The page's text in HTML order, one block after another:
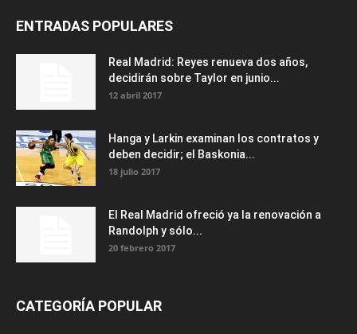
ENTRADAS POPULARES
Real Madrid: Reyes renueva dos años,
decidirán sobre Taylor en junio...
12 abril 2017
Hanga y Larkin examinan los contratos y
deben decidir; el Baskonia...
18 julio 2017
El Real Madrid ofreció ya la renovación a
Randolph y sólo...
20 febrero 2017
CATEGORÍA POPULAR